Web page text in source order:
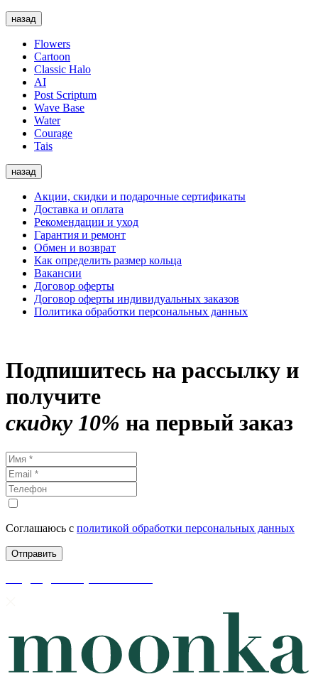
назад
Flowers
Cartoon
Classic Halo
AI
Post Scriptum
Wave Base
Water
Courage
Tais
назад
Акции, скидки и подарочные сертификаты
Доставка и оплата
Рекомендации и уход
Гарантия и ремонт
Обмен и возврат
Как определить размер кольца
Вакансии
Договор оферты
Договор оферты индивидуальных заказов
Политика обработки персональных данных
Подпишитесь на рассылку и
получите
скидку 10% на первый заказ
Соглашаюсь с политикой обработки персональных данных